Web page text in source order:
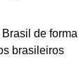
de forma
brasileiros